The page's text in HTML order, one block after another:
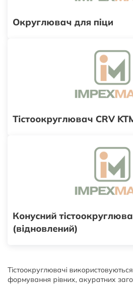
Округлювач для піци
Тістоокруглювач CRV
Конусний
(відновлений)
Тістоокруглювачі використовуються
формування рівних, акуратних